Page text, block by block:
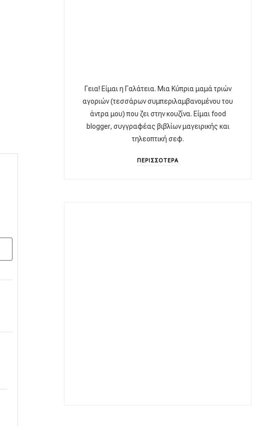
Γεια! Είμαι η Γαλάτεια. Μια Κύπρια μαμά τριών
αγοριών (τεσσάρων συμπεριλαμβανομένου του
άντρα μου) που ζει στην κουζίνα. Είμαι food
blogger, συγγραφέας βιβλίων μαγειρικής και
τηλεοπτική σεφ.
ΠΕΡΙΣΣΟΤΕΡΑ